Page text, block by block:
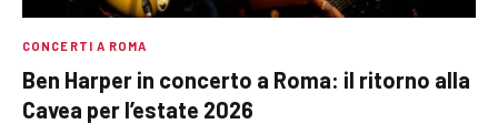
CONCERTI A ROMA
Ben Harper in concerto a Roma: il ritorno alla
Cavea per l’estate 2026